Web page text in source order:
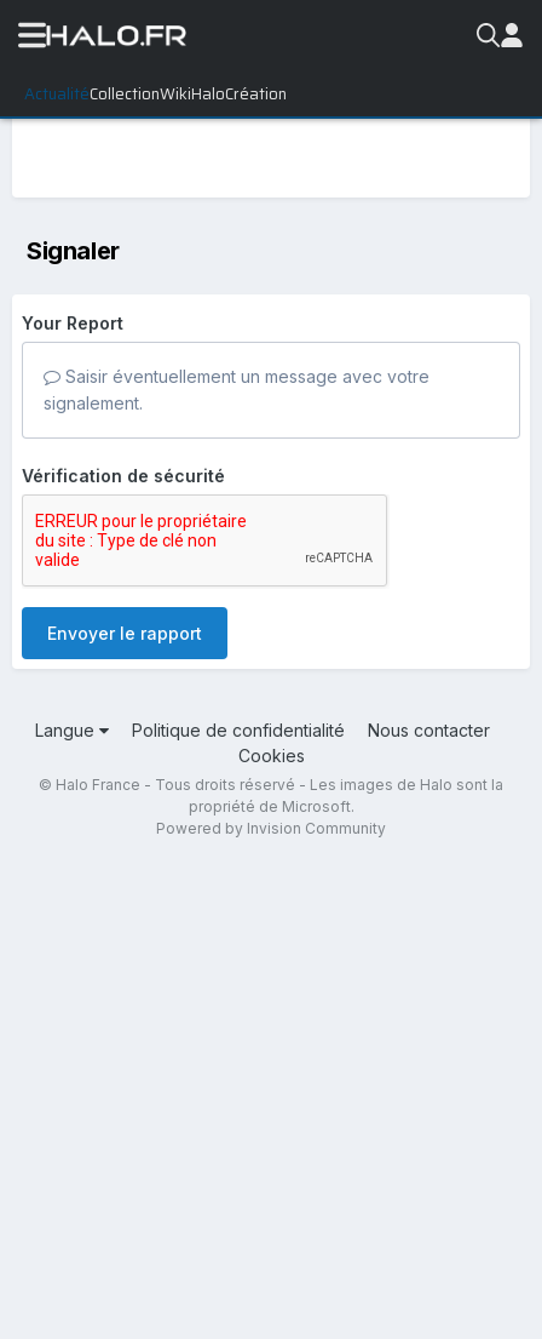
ActualitéCollectionWikiHaloCréation
Signaler
Your Report
Saisir éventuellement un message avec votre
signalement.
Vérification de sécurité
Envoyer le rapport
Langue Politique de confidentialité
Nous contacter
Cookies
© Halo France - Tous droits réservé - Les images de Halo sont la
propriété de Microsoft.
Powered by Invision Community